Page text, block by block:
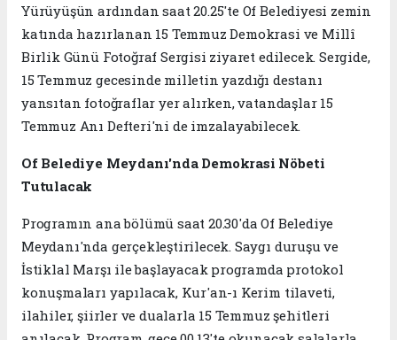
Yürüyüşün ardından saat 20.25'te Of Belediyesi zemin
katında hazırlanan 15 Temmuz Demokrasi ve Millî
Birlik Günü Fotoğraf Sergisi ziyaret edilecek. Sergide,
15 Temmuz gecesinde milletin yazdığı destanı
yansıtan fotoğraflar yer alırken, vatandaşlar 15
Temmuz Anı Defteri'ni de imzalayabilecek.
Of Belediye Meydanı'nda Demokrasi Nöbeti
Tutulacak
Programın ana bölümü saat 20.30'da Of Belediye
Meydanı'nda gerçekleştirilecek. Saygı duruşu ve
İstiklal Marşı ile başlayacak programda protokol
konuşmaları yapılacak, Kur'an-ı Kerim tilaveti,
ilahiler, şiirler ve dualarla 15 Temmuz şehitleri